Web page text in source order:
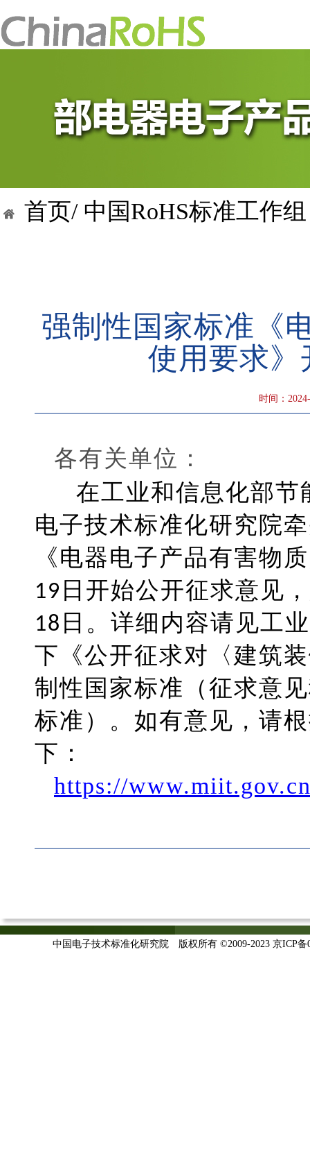
首页/ 中国RoHS标准工作
强制性国家标准《
使用要求》
时间：
各有关单位：
在工业和信息化部节
电子技术标准化研究院
《电器电子产品有害物
19日开始公开征求意见
18日。详细内容请见工
下《公开征求对〈建筑
制性国家标准（征求意
标准）。如有意见，请
下：
https://
中国电子技术标准化研究院 版权所有 ©2009-2023 京ICP备